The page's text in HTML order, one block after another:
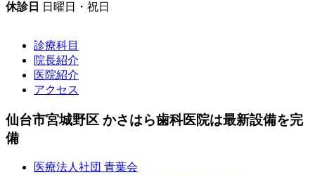
休診日
日曜日・祝日
診療科目
院長紹介
医院紹介
アクセス
仙台市宮城野区 かさはら歯科医院は最新設備を完
備
医療法人社団 青葉会